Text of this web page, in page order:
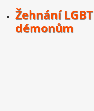
Žehnání
démonům